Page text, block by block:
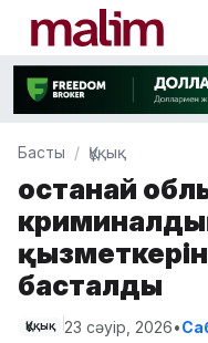
Басты Құқық
Қостанай
басталды
Құқық 23 сәуір, 2026•